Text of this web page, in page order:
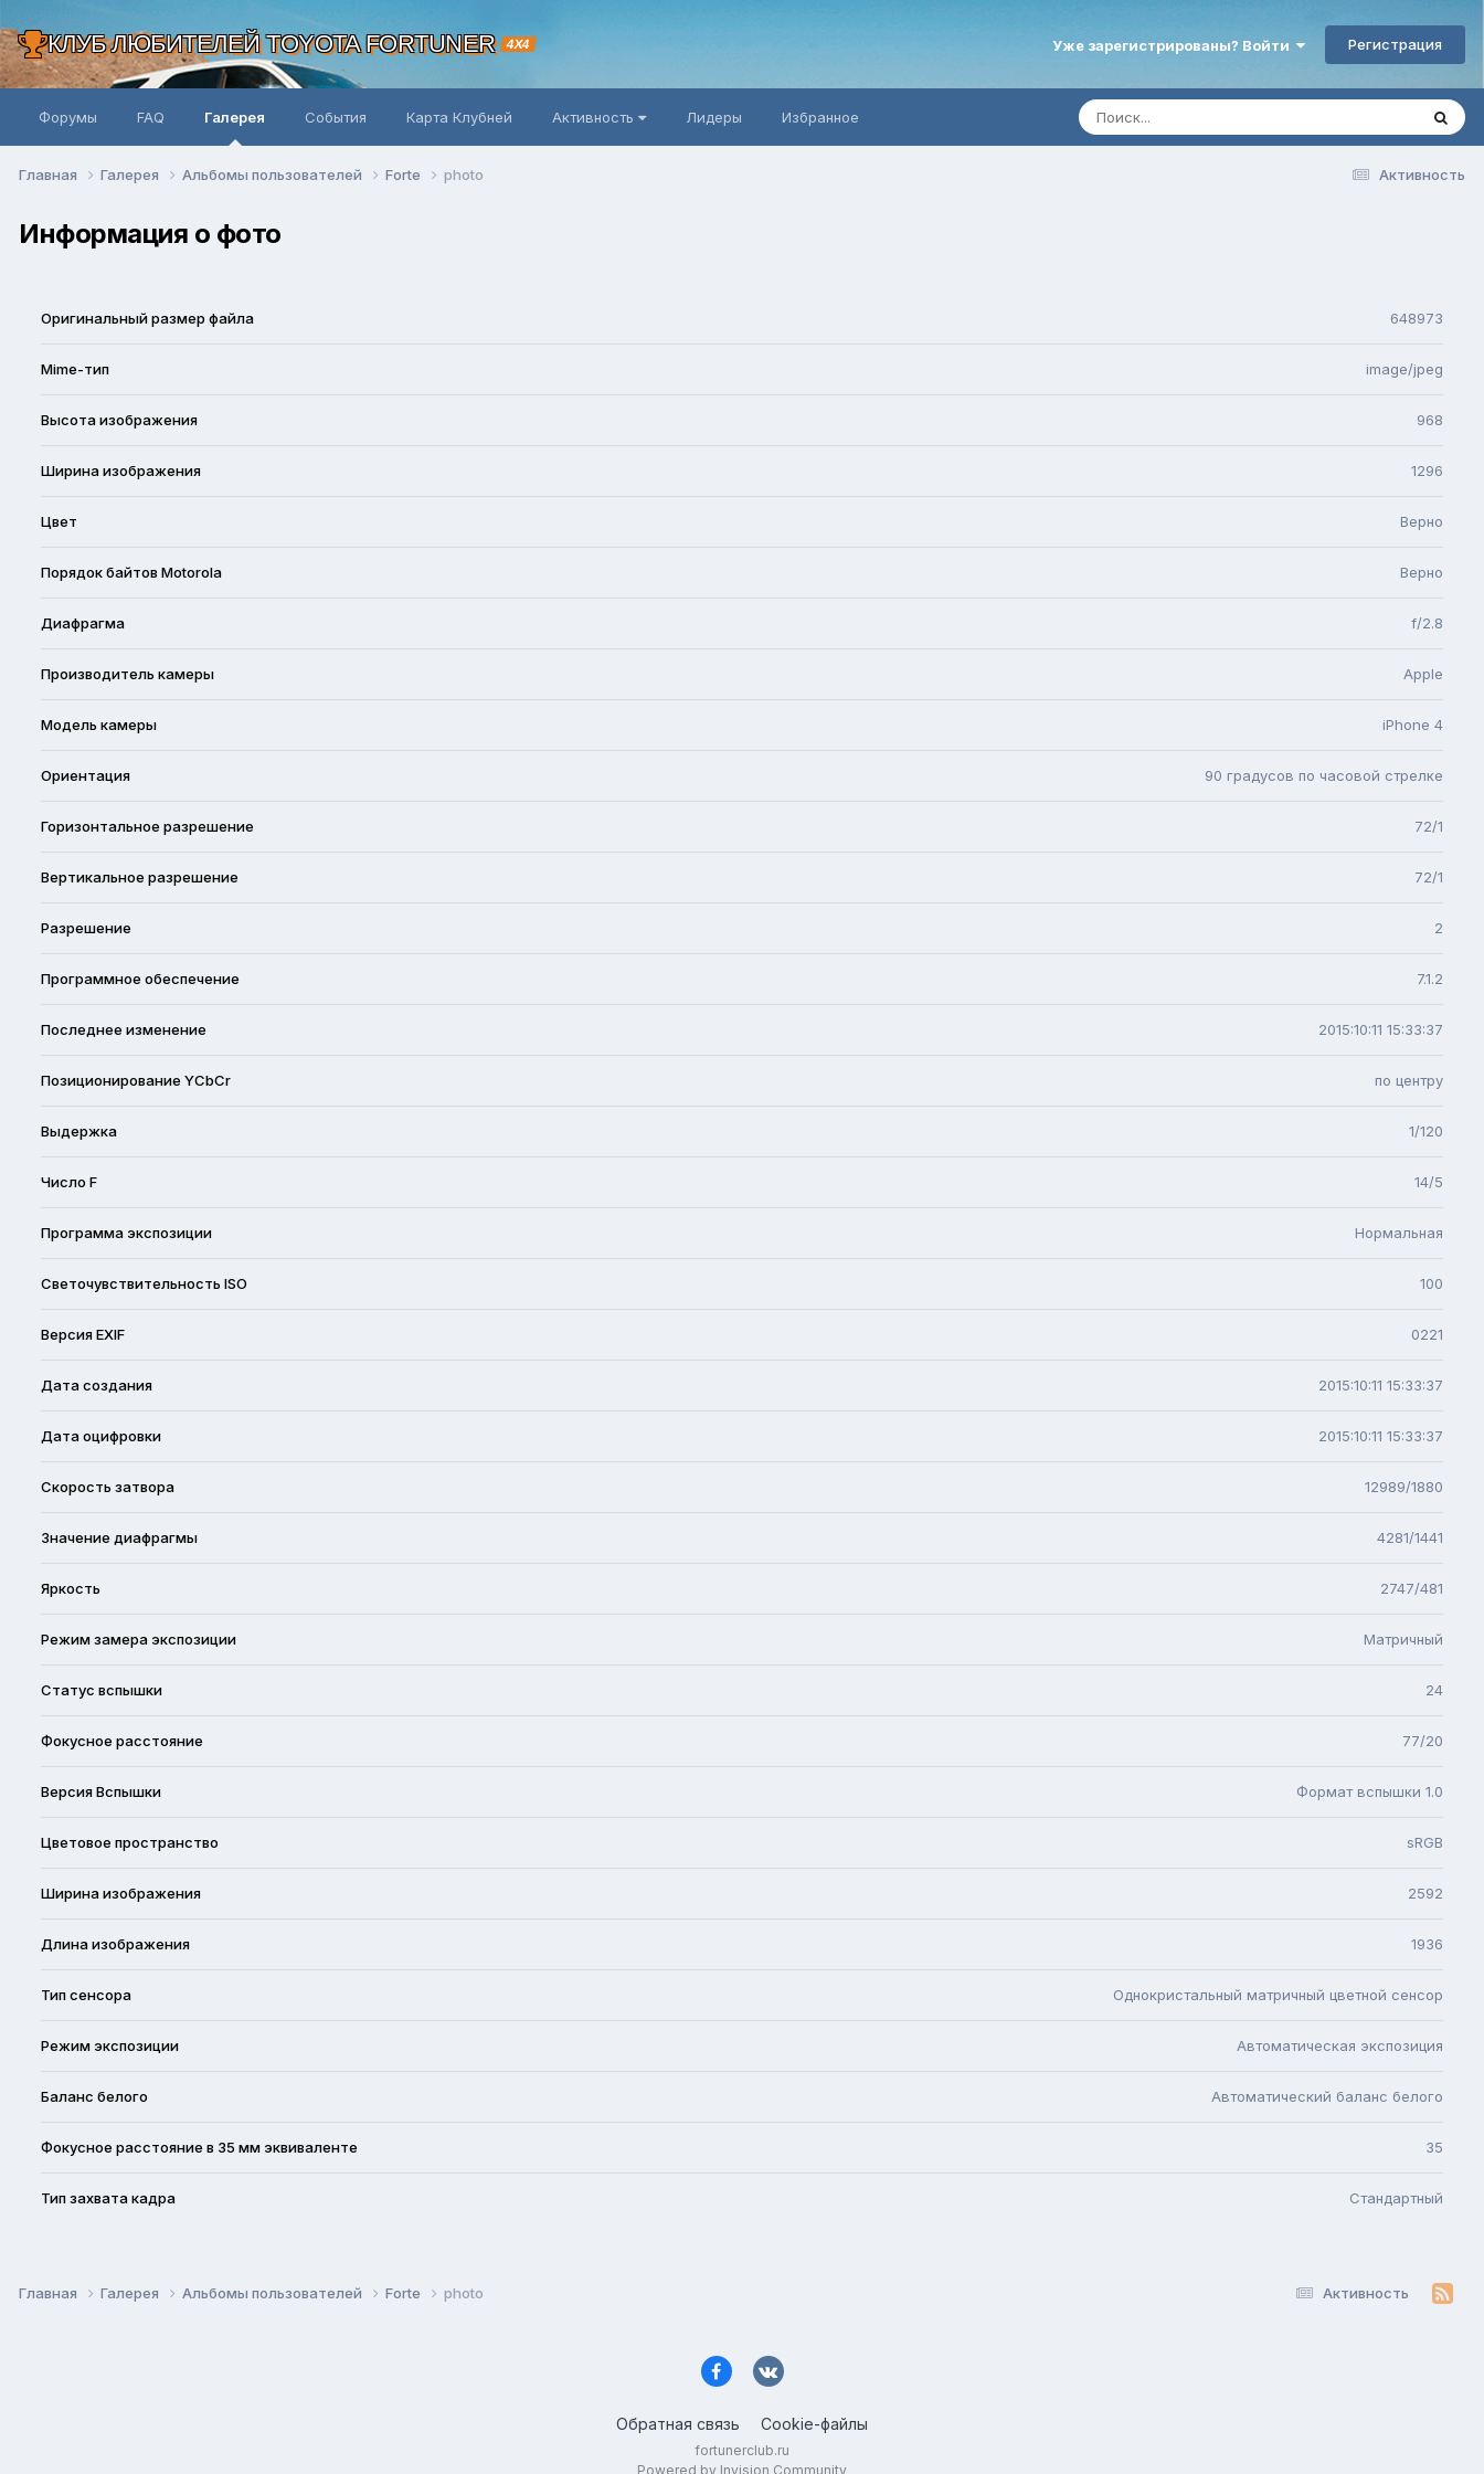
КЛУБ ЛЮБИТЕЛЕЙ TOYOTA FORTUNER 4X4 Уже зарегистрированы? Войти Регистрация
Форумы FAQ Галерея События Карта Клубней Активность Лидеры Избранное
Активность
Главная Галерея Альбомы пользователей Forte photo
Информация о фото
Оригинальный размер файла 648973
Mime-тип image/jpeg
Высота изображения 968
Ширина изображения 1296
Цвет Верно
Порядок байтов Motorola Верно
Диафрагма f/2.8
Производитель камеры Apple
Модель камеры iPhone 4
Ориентация 90 градусов по часовой стрелке
Горизонтальное разрешение 72/1
Вертикальное разрешение 72/1
Разрешение 2
Программное обеспечение 7.1.2
Последнее изменение 2015:10:11 15:33:37
Позиционирование YCbCr по центру
Выдержка 1/120
Число F 14/5
Программа экспозиции Нормальная
Светочувствительность ISO 100
Версия EXIF 0221
Дата создания 2015:10:11 15:33:37
Дата оцифровки 2015:10:11 15:33:37
Скорость затвора 12989/1880
Значение диафрагмы 4281/1441
Яркость 2747/481
Режим замера экспозиции Матричный
Статус вспышки 24
Фокусное расстояние 77/20
Версия Вспышки Формат вспышки 1.0
Цветовое пространство sRGB
Ширина изображения 2592
Длина изображения 1936
Тип сенсора Однокристальный матричный цветной сенсор
Режим экспозиции Автоматическая экспозиция
Баланс белого Автоматический баланс белого
Фокусное расстояние в 35 мм эквиваленте 35
Тип захвата кадра Стандартный
Активность
Главная Галерея Альбомы пользователей Forte photo
Обратная связь Cookie-файлы
fortunerclub.ru
Powered by Invision Community